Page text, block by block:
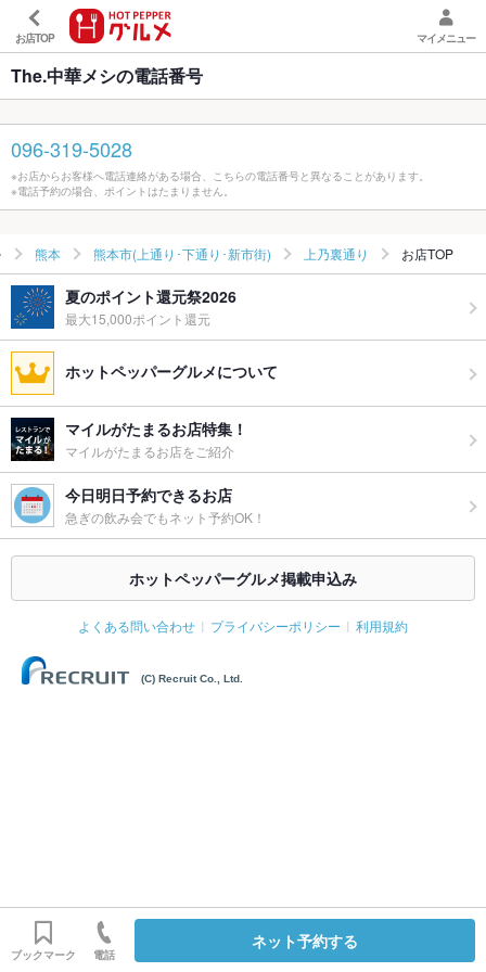
お店TOP マイメニュー
The.中華メシの電話番号
096-319-5028
※お店からお客様へ電話連絡がある場合、こちらの電話番号と異なることがあります。
※電話予約の場合、ポイントはたまりません。
熊本 熊本市(上通り･下通り･新市街) 上乃裏通り お店TOP
夏のポイント還元祭2026
最大15,000ポイント還元
ホットペッパーグルメについて
マイルがたまるお店特集！
マイルがたまるお店をご紹介
今日明日予約できるお店
急ぎの飲み会でもネット予約OK！
ホットペッパーグルメ掲載申込み
よくある問い合わせ プライバシーポリシー 利用規約
(C) Recruit Co., Ltd.
ブックマーク 電話
ネット予約する